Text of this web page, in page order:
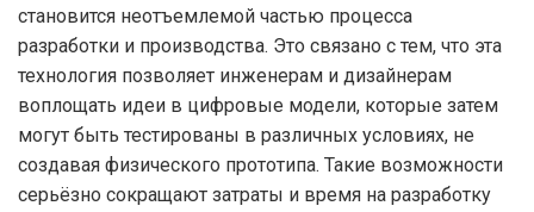
становится неотъемлемой частью процесса
разработки и производства. Это связано с тем, что эта
технология позволяет инженерам и дизайнерам
воплощать идеи в цифровые модели, которые затем
могут быть тестированы в различных условиях, не
создавая физического прототипа. Такие возможности
серьёзно сокращают затраты и время на разработку